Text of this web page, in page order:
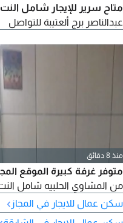
متاح سرير للإيجار شامل
عبدالناصر برج ألعتيبة للتواصل
منذ 8 دقائق
من المشاوي الحلبيه شامل
سكن عمال للايجار في المجاز ›